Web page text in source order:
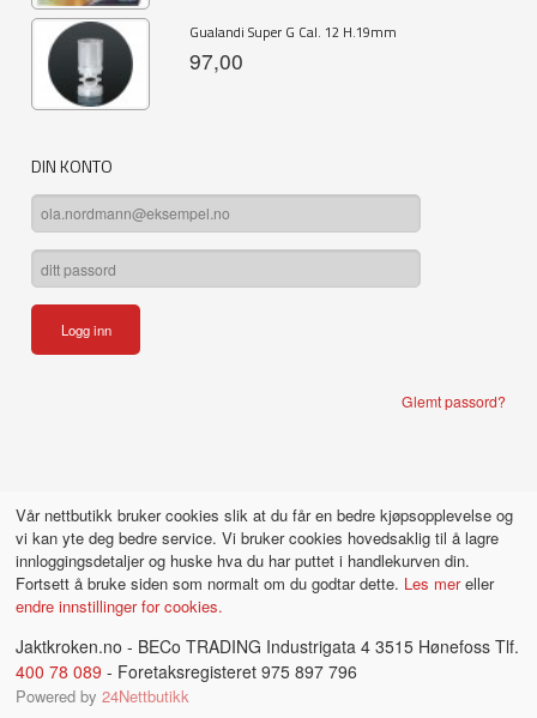
Gualandi Super G Cal. 12 H.19mm
97,00
DIN KONTO
Glemt passord?
Vår nettbutikk bruker cookies slik at du får en bedre kjøpsopplevelse og
vi kan yte deg bedre service. Vi bruker cookies hovedsaklig til å lagre
innloggingsdetaljer og huske hva du har puttet i handlekurven din.
Fortsett å bruke siden som normalt om du godtar dette. Les mereller
endre innstillinger for cookies.
Jaktkroken.no - BECo TRADING Industrigata 4 3515 Hønefoss Tlf.
400 78 089 - Foretaksregisteret 975 897 796
Powered by24Nettbutikk